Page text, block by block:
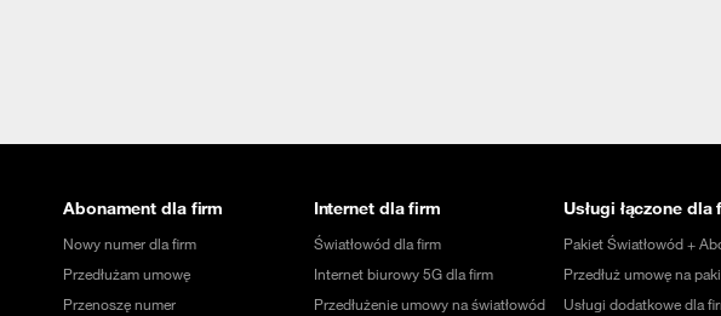
Abonament dla firm
Nowy numer dla firm
Przedłużam umowę
Przenoszę numer
Internet dla firm
Światłowód dla firm
Internet biurowy 5G dla firm
Przedłużenie umowy na światłowód
Usługi łączone dla
Pakiet Światłowód +
Przedłuż umowę na
Usługi dodatkowe dla